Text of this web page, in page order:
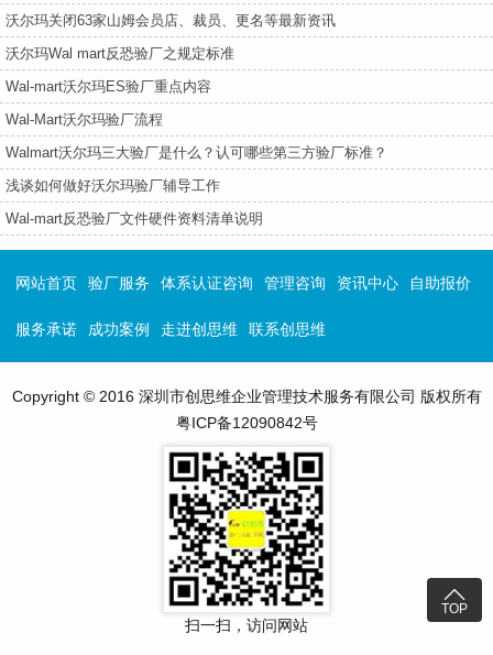
沃尔玛关闭63家山姆会员店、裁员、更名等最新资讯
沃尔玛Wal mart反恐验厂之规定标准
Wal-mart沃尔玛ES验厂重点内容
Wal-Mart沃尔玛验厂流程
Walmart沃尔玛三大验厂是什么？认可哪些第三方验厂标准？
浅谈如何做好沃尔玛验厂辅导工作
Wal-mart反恐验厂文件硬件资料清单说明

TOP
网站首页 验厂服务 体系认证咨询 管理咨询 资讯中心 自助报价
服务承诺 成功案例 走进创思维 联系创思维
Copyright © 2016 深圳市创思维企业管理技术服务有限公司 版权所有
粤ICP备12090842号
扫一扫，访问网站